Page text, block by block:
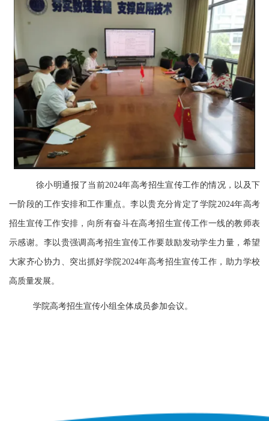
徐小明通报了当前2024年高考招生宣传工作的情况，以及下
一阶段的工作安排和工作重点。李以贵充分肯定了学院2024年高考
招生宣传工作安排，向所有奋斗在高考招生宣传工作一线的教师表
示感谢。李以贵强调高考招生宣传工作要鼓励发动学生力量，希望
大家齐心协力、突出抓好学院2024年高考招生宣传工作，助力学校
高质量发展。
学院高考招生宣传小组全体成员参加会议。